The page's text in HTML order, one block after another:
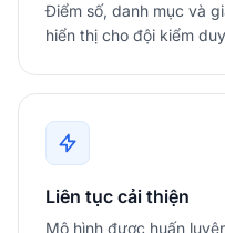
Điểm số, danh mục và
hiển thị cho đội kiểm
Liên tục cải thiện
Mô hình được huấn